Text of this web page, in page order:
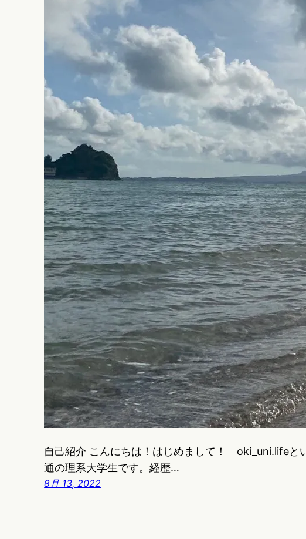
自己紹介 こんにちは！はじめまして！ oki_uni.lifeと
通の理系大学生です。経歴…
8月 13, 2022